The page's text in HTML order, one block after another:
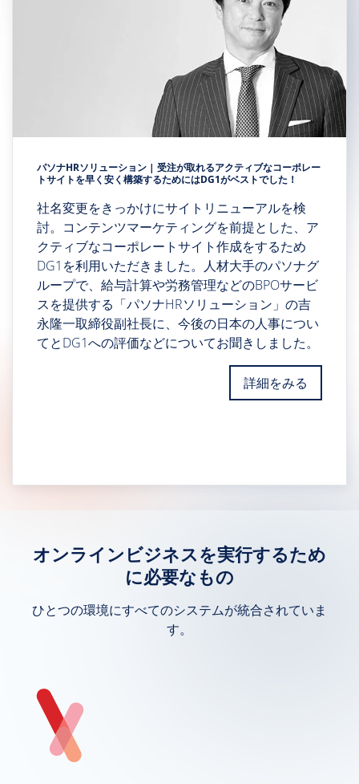
パソナHRソリューション | 受注が取れるアクティブなコーポレー
トサイトを早く安く構築するためにはDG1がベストでした！
社名変更をきっかけにサイトリニューアルを検
討。コンテンツマーケティングを前提とした、ア
クティブなコーポレートサイト作成をするため
DG1を利用いただきました。人材大手のパソナグ
ループで、給与計算や労務管理などのBPOサービ
スを提供する「パソナHRソリューション」の吉
永隆一取締役副社長に、今後の日本の人事につい
てとDG1への評価などについてお聞きしました。
詳細をみる
オンラインビジネスを実行するため
に必要なもの
ひとつの環境にすべてのシステムが統合されていま
す。